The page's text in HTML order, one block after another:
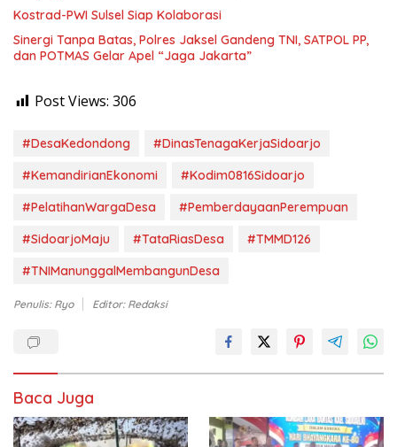
Kostrad-PWI Sulsel Siap Kolaborasi
Sinergi Tanpa Batas, Polres Jaksel Gandeng TNI, SATPOL PP,
dan POTMAS Gelar Apel “Jaga Jakarta”
Post Views: 306
#DesaKedondong
#DinasTenagaKerjaSidoarjo
#KemandirianEkonomi
#Kodim0816Sidoarjo
#PelatihanWargaDesa
#PemberdayaanPerempuan
#SidoarjoMaju
#TataRiasDesa
#TMMD126
#TNIManunggalMembangunDesa
Penulis: Ryo Editor: Redaksi
Baca Juga